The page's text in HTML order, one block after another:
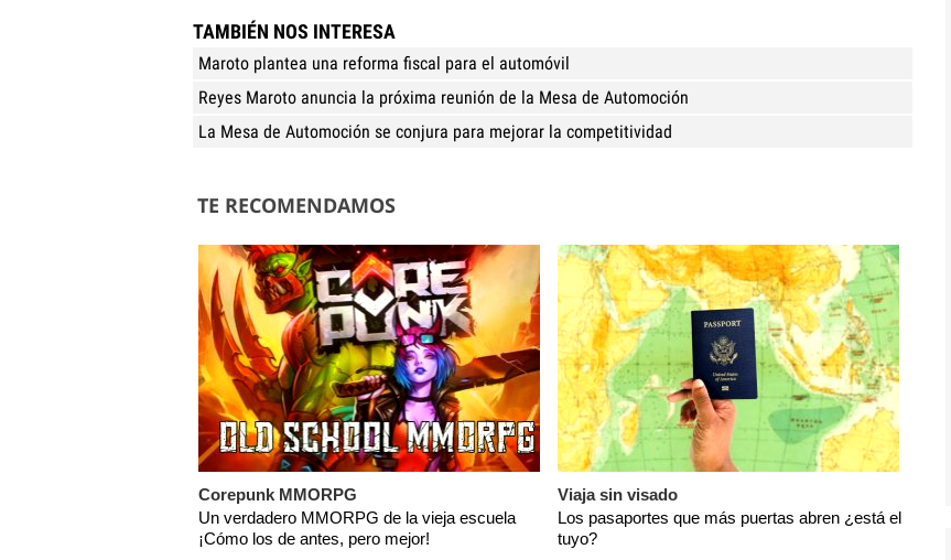
TAMBIÉN NOS INTERESA
Maroto plantea una reforma fiscal para el automóvil
Reyes Maroto anuncia la próxima reunión de la Mesa de Automoción
La Mesa de Automoción se conjura para mejorar la competitividad
TE RECOMENDAMOS
Corepunk MMORPG
Un verdadero MMORPG de la vieja escuela
¡Cómo los de antes, pero mejor!
Viaja sin visado
Los pasaportes que más puertas abren ¿está el
tuyo?